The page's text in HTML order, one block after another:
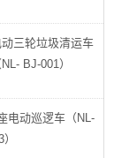
动三轮垃圾清运车
NL- BJ-001）
电动巡逻车（NL-
巡逻车12辆已发货
高尔夫2辆已发货
观光车2辆已发货